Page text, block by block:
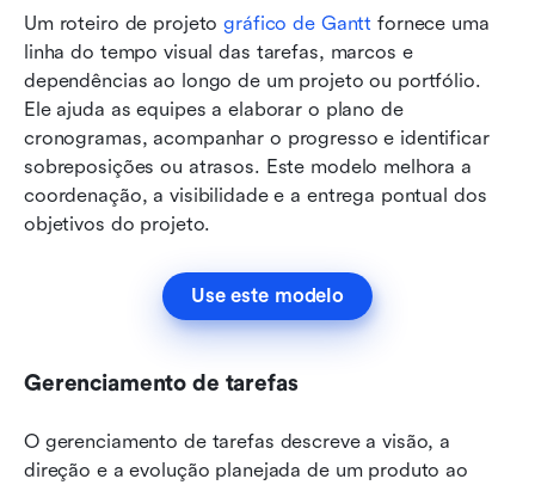
Um roteiro de projeto gráfico de Gantt fornece uma
linha do tempo visual das tarefas, marcos e
dependências ao longo de um projeto ou portfólio.
Ele ajuda as equipes a elaborar o plano de
cronogramas, acompanhar o progresso e identificar
sobreposições ou atrasos. Este modelo melhora a
coordenação, a visibilidade e a entrega pontual dos
objetivos do projeto.
Use este modelo
Gerenciamento de tarefas
O gerenciamento de tarefas descreve a visão, a
direção e a evolução planejada de um produto ao